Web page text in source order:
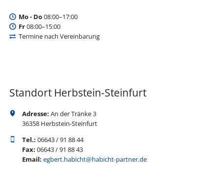
Mo - Do08:00–17:00
Fr08:00–15:00
Termine nach Vereinbarung
Standort Herbstein-Steinfurt
Adresse: An der Tränke 3
36358 Herbstein-Steinfurt
Tel.: 06643 / 91 88 44
Fax: 06643 / 91 88 43
Email: egbert.habicht@habicht-partner.de